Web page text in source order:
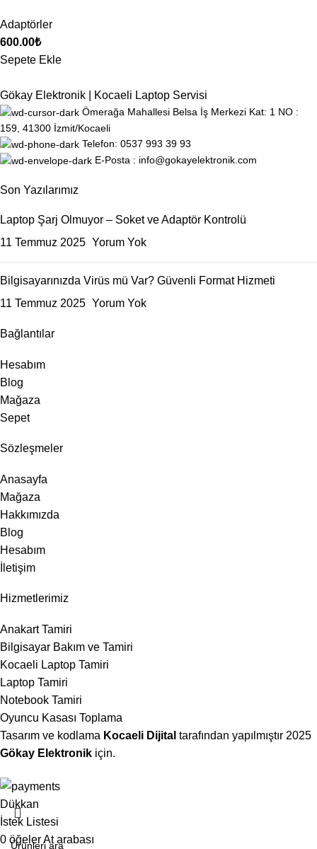
Adaptörler
600.00₺
Sepete Ekle
Gökay Elektronik | Kocaeli Laptop Servisi
Ömerağa Mahallesi Belsa İş Merkezi Kat: 1 NO :
159, 41300 İzmit/Kocaeli
Telefon: 0537 993 39 93
E-Posta : info@gokayelektronik.com
Son Yazılarımız
Laptop Şarj Olmuyor – Soket ve Adaptör Kontrolü
11 Temmuz 2025 Yorum Yok
Bilgisayarınızda Virüs mü Var? Güvenli Format Hizmeti
11 Temmuz 2025 Yorum Yok
Bağlantılar
Hesabım
Blog
Mağaza
Sepet
Sözleşmeler
Anasayfa
Mağaza
Hakkımızda
Blog
Hesabım
İletişim
Hizmetlerimiz
Anakart Tamiri
Bilgisayar Bakım ve Tamiri
Kocaeli Laptop Tamiri
Laptop Tamiri
Notebook Tamiri
Oyuncu Kasası Toplama
Tasarım ve kodlama Kocaeli Dijital tarafından yapılmıştır 2025
Gökay Elektronik için.
Dükkan
İstek Listesi
0 öğelerAt arabası